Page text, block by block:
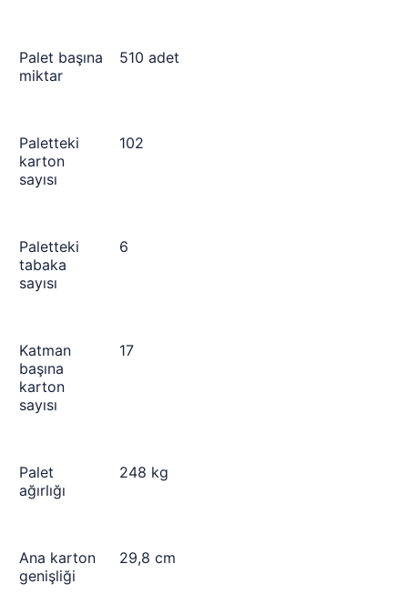
Palet başına
miktar
510 adet
Paletteki
karton
sayısı
102
Paletteki
tabaka
sayısı
6
Katman
başına
karton
sayısı
17
Palet
ağırlığı
248 kg
Ana karton
genişliği
29,8 cm